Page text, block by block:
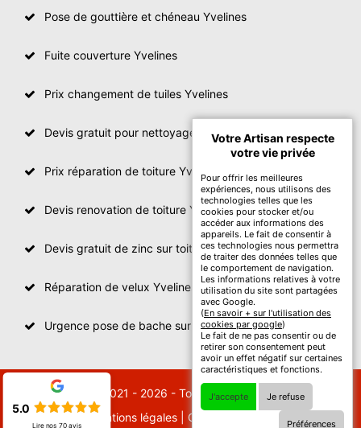
Pose de gouttière et chéneau Yvelines
Fuite couverture Yvelines
Prix changement de tuiles Yvelines
Devis gratuit pour nettoyage toiture Yvelines
Prix réparation de toiture Yvelines
Devis renovation de toiture Yvelines
Devis gratuit de zinc sur toiture
Réparation de velux Yvelines
Urgence pose de bache sur toiture Yvelines
© 2021 - 2026 - Tout droit réservé
Mentions légales| Contactez-nous
Votre Artisan respecte
votre vie privée
Pour offrir les meilleures
expériences, nous utilisons des
technologies telles que les
cookies pour stocker et/ou
accéder aux informations des
appareils. Le fait de consentir à
ces technologies nous permettra
de traiter des données telles que
le comportement de navigation.
Les informations relatives à votre
utilisation du site sont partagées
avec Google.
(En savoir + sur l'utilisation des
cookies par google)
Le fait de ne pas consentir ou de
retirer son consentement peut
avoir un effet négatif sur certaines
caractéristiques et fonctions.
J'accepte Je refuse
Préférences
5.0
Lire nos 70avis